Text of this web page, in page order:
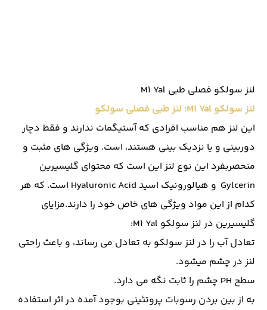
لنز سولکو فصلی طبی M1 Yal
لنز سولکو M1 Yal؛ لنز طبی فصلی سولکو
این لنز هم مناسب افرادی که آستیگمات ندارند و فقط دچار
دوربینی و یا نزدیک بینی هستند، است. ویژگی های مثبت و
منحصربفرد این نوع لنز این است که محتوای گلیسیرین
Gylcerin و هیالورونیک اسید Hyaluronic Acid است. که هر
کدام از این مواد ویژگی های خاص خود را دارند.مزایای
گلیسیرین در لنز سولکو M1 Yal:
تعادل آب را در لنز سولکو به تعادل می رساند، و باعث راحتی
لنز در چشم میشود.
سطح PH چشم را ثابت نگه می دارد.
به از بین بردن رسوبات پروتئینی بوجود آمده در اثر استفاده